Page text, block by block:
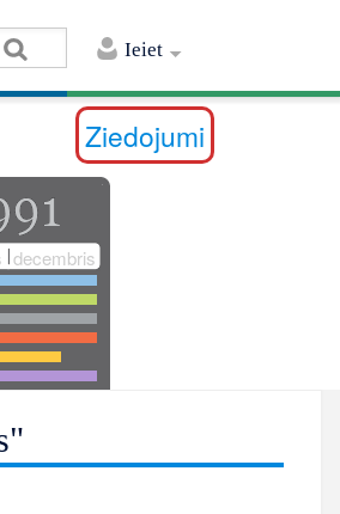
Ieiet
Ziedojumi
decembris